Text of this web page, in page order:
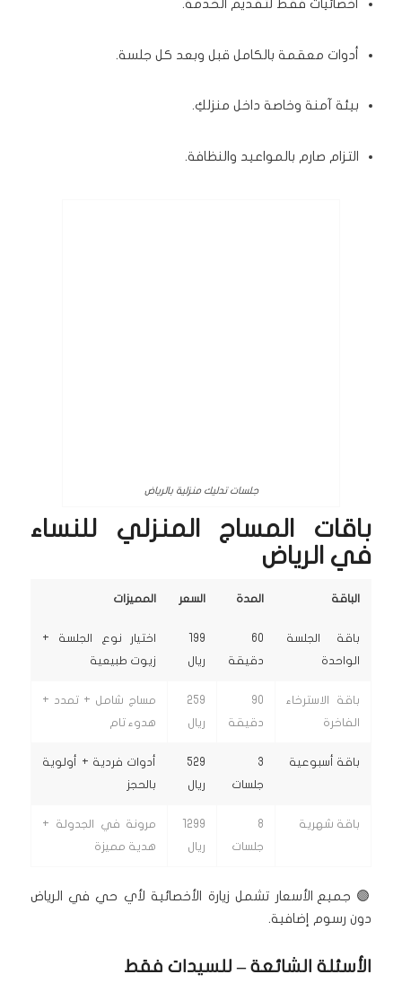
أخصائيات فقط لتقديم الخدمة.
أدوات معقمة بالكامل قبل وبعد كل جلسة.
بيئة آمنة وخاصة داخل منزلكِ.
التزام صارم بالمواعيد والنظافة.
جلسات تدليك منزلية بالرياض
باقات المساج المنزلي للنساء
في الرياض
الباقة المدة السعر المميزات
باقة الجلسة
الواحدة
60
دقيقة
199
ريال
اختيار نوع الجلسة +
زيوت طبيعية
باقة الاسترخاء
الفاخرة
90
دقيقة
259
ريال
مساج شامل + تمدد +
هدوء تام
باقة أسبوعية
3
جلسات
529
ريال
أدوات فردية + أولوية
بالحجز
باقة شهرية
8
جلسات
1299
ريال
مرونة في الجدولة +
هدية مميزة
🟣 جميع الأسعار تشمل زيارة الأخصائية لأي حي في الرياض
دون رسوم إضافية.
الأسئلة الشائعة – للسيدات فقط